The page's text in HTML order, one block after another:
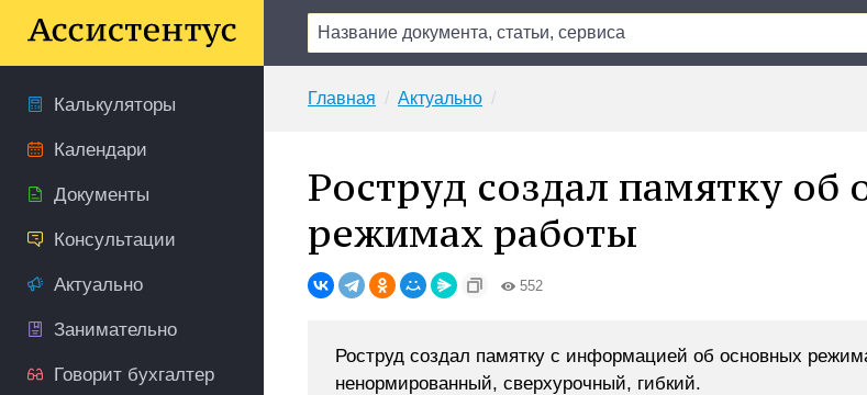
Калькуляторы
Календари
Документы
Консультации
Актуально
Занимательно
Говорит бухгалтер
Главная Актуально
Роструд создал памятку об
режимах работы
552
Роструд создал памятку с информацией об основных
ненормированный, сверхурочный, гибкий.